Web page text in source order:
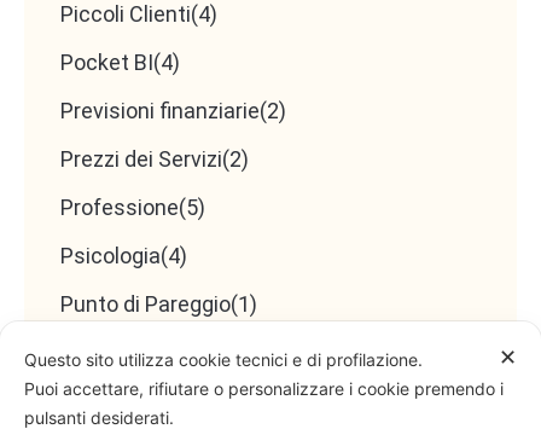
Piccoli Clienti(4)
Pocket BI(4)
Previsioni finanziarie(2)
Prezzi dei Servizi(2)
Professione(5)
Psicologia(4)
Punto di Pareggio(1)
Rating(3)
Rendiconto Finanziario(6)
✕
Questo sito utilizza cookie tecnici e di profilazione.
Puoi accettare, rifiutare o personalizzare i cookie premendo i
pulsanti desiderati.